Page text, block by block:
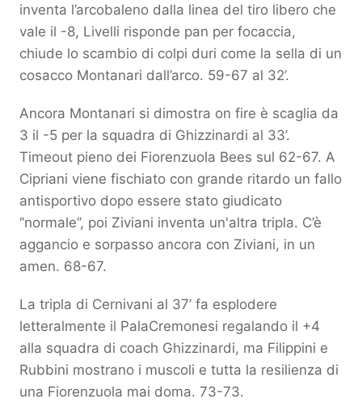
inventa l’arcobaleno dalla linea del tiro libero che
vale il -8, Livelli risponde pan per focaccia,
chiude lo scambio di colpi duri come la sella di un
cosacco Montanari dall’arco. 59-67 al 32’.
Ancora Montanari si dimostra on fire è scaglia da
3 il -5 per la squadra di Ghizzinardi al 33’.
Timeout pieno dei Fiorenzuola Bees sul 62-67. A
Cipriani viene fischiato con grande ritardo un fallo
antisportivo dopo essere stato giudicato
‘’normale’’, poi Ziviani inventa un'altra tripla. C’è
aggancio e sorpasso ancora con Ziviani, in un
amen. 68-67.
La tripla di Cernivani al 37’ fa esplodere
letteralmente il PalaCremonesi regalando il +4
alla squadra di coach Ghizzinardi, ma Filippini e
Rubbini mostrano i muscoli e tutta la resilienza di
una Fiorenzuola mai doma. 73-73.